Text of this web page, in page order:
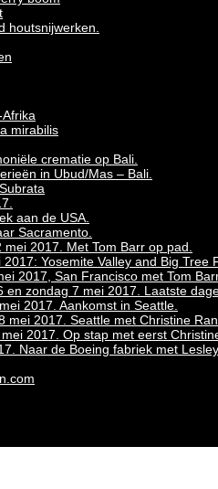
houtsnijwerken.
mirabilis
crematie op Bali.
in Ubud/Mas – Bali.
aan de USA.
Sacramento.
mei 2017. Met Tom Barr op pad.
Yosemite Valley and Big Tree
2017, San Francisco met Tom
en zondag 7 mei 2017. Laatste
2017. Aankomst in Seattle.
mei 2017. Seattle met Christine
2017. Op stap met eerst
Naar de Boeing fabriek met